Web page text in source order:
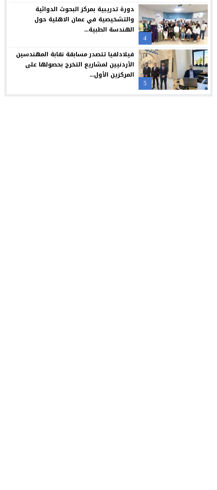
4
دورة تدريبية بمركز البحوث الدوائية
والتشخيصية في عمان الاهلية حول
الهندسة الطبية...
5
فيلادلفيا تتصدر مسابقة نقابة المهندسين
الأردنيين لمشاريع التخرج بحصولها على
المركزين الأول...